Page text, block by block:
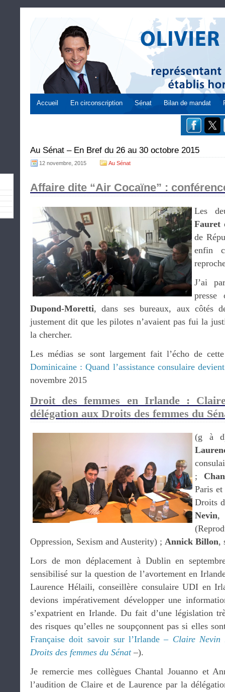
Accueil En circonscription Sénat Bilan de mandat
Au Sénat – En Bref du 26 au 30 octobre 2015
12 novembre, 2015 Au Sénat
Affaire dite “Air Cocaïne” :
Les
Fauret
de
enfin
J’ai
presse
Dupond-Moretti, dans ses bureaux, aux côtés
justement dit que les pilotes n’avaient pas fui la
la chercher.
Les médias se sont largement fait l’écho de
Dominicaine : Quand l’assistance consulaire
novembre 2015
Droit des femmes en Irlande :
délégation aux Droits des femmes du
(g à
;
Paris
Droits
Nevin,
Oppression, Sexism and Austerity) ; Annick Billon,
Lors de mon déplacement à Dublin en
sensibilisé sur la question de l’avortement en
Laurence Hélaili, conseillère consulaire UDI en
devions impérativement développer une
s’expatrient en Irlande. Du fait d’une législation
des risques qu’elles ne soupçonnent pas si elles
Française doit savoir sur l’Irlande – Claire Nevin
Droits des femmes du Sénat–).
Je remercie mes collègues Chantal Jouanno et
l’audition de Claire et de Laurence par la